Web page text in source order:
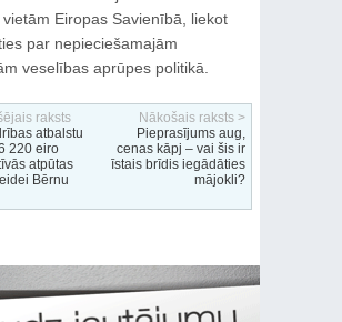
Eiropas Savienībā, liekot
par nepieciešamajām
veselības aprūpes politikā.
raksts
atbalstu
220 eiro
atpūtas
Bērnu
Nākošais raksts >
Pieprasījums aug,
cenas kāpj – vai šis ir
īstais brīdis iegādāties
mājokli?